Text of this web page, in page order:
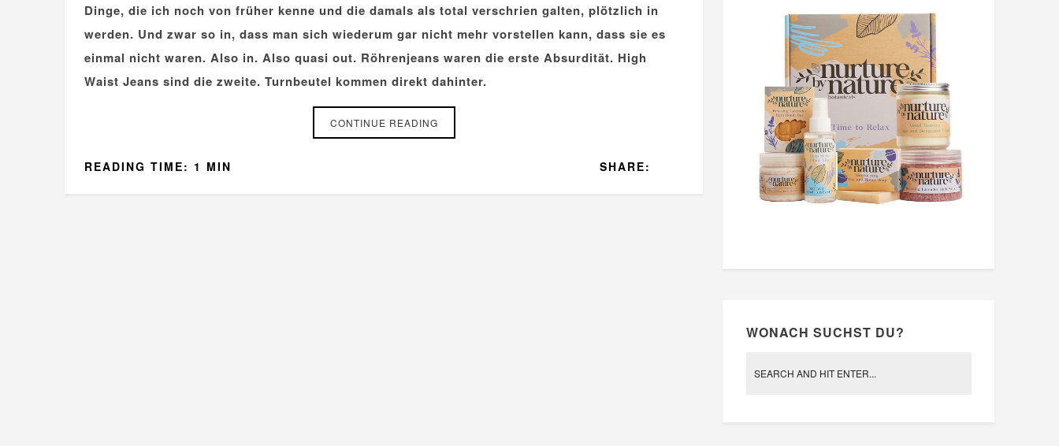
Dinge, die ich noch von früher kenne und die damals als total verschrien galten, plötzlich in
werden. Und zwar so in, dass man sich wiederum gar nicht mehr vorstellen kann, dass sie es
einmal nicht waren. Also in. Also quasi out. Röhrenjeans waren die erste Absurdität. High
Waist Jeans sind die zweite. Turnbeutel kommen direkt dahinter.
CONTINUE READING
SHARE:
READING TIME: 1 MIN
WONACH SUCHST DU?